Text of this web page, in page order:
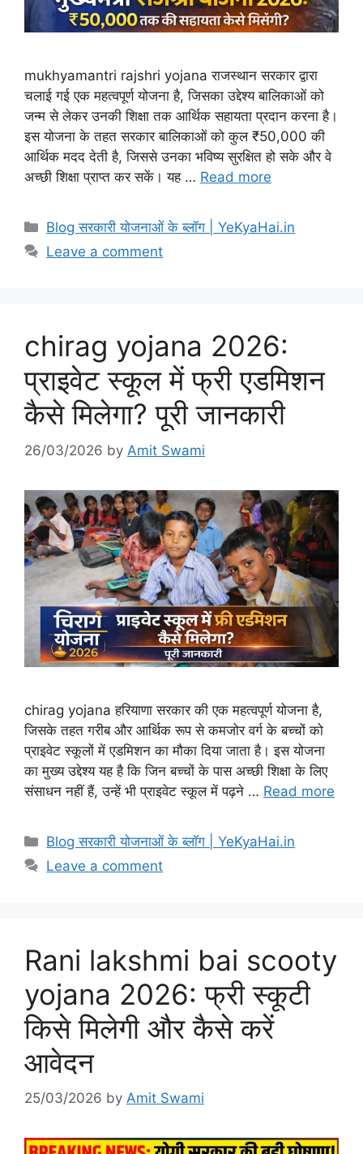
mukhyamantri rajshri yojana राजस्थान सरकार द्वारा
चलाई गई एक महत्वपूर्ण योजना है, जिसका उद्देश्य बालिकाओं को
जन्म से लेकर उनकी शिक्षा तक आर्थिक सहायता प्रदान करना है।
इस योजना के तहत सरकार बालिकाओं को कुल ₹50,000 की
आर्थिक मदद देती है, जिससे उनका भविष्य सुरक्षित हो सके और वे
अच्छी शिक्षा प्राप्त कर सकें। यह … Read more
Blog सरकारी योजनाओं के ब्लॉग | YeKyaHai.in
Leave a comment
chirag yojana 2026:
प्राइवेट स्कूल में फ्री एडमिशन
कैसे मिलेगा? पूरी जानकारी
26/03/2026 by Amit Swami
chirag yojana हरियाणा सरकार की एक महत्वपूर्ण योजना है,
जिसके तहत गरीब और आर्थिक रूप से कमजोर वर्ग के बच्चों को
प्राइवेट स्कूलों में एडमिशन का मौका दिया जाता है। इस योजना
का मुख्य उद्देश्य यह है कि जिन बच्चों के पास अच्छी शिक्षा के लिए
संसाधन नहीं हैं, उन्हें भी प्राइवेट स्कूल में पढ़ने … Read more
Blog सरकारी योजनाओं के ब्लॉग | YeKyaHai.in
Leave a comment
Rani lakshmi bai scooty
yojana 2026: फ्री स्कूटी
किसे मिलेगी और कैसे करें
आवेदन
25/03/2026 by Amit Swami